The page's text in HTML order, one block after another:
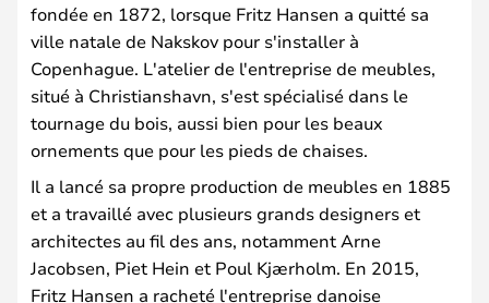
fondée en 1872, lorsque Fritz Hansen a quitté sa
ville natale de Nakskov pour s'installer à
Copenhague. L'atelier de l'entreprise de meubles,
situé à Christianshavn, s'est spécialisé dans le
tournage du bois, aussi bien pour les beaux
ornements que pour les pieds de chaises.
Il a lancé sa propre production de meubles en 1885
et a travaillé avec plusieurs grands designers et
architectes au fil des ans, notamment Arne
Jacobsen, Piet Hein et Poul Kjærholm. En 2015,
Fritz Hansen a racheté l'entreprise danoise